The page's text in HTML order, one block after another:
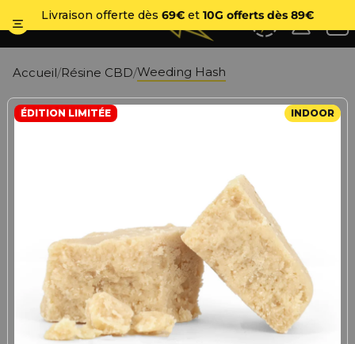
Livraison offerte dès 69€ et 10G offerts dès 89€
Accueil Résine CBD Weeding Hash
INDOOR
ÉDITION LIMITÉE